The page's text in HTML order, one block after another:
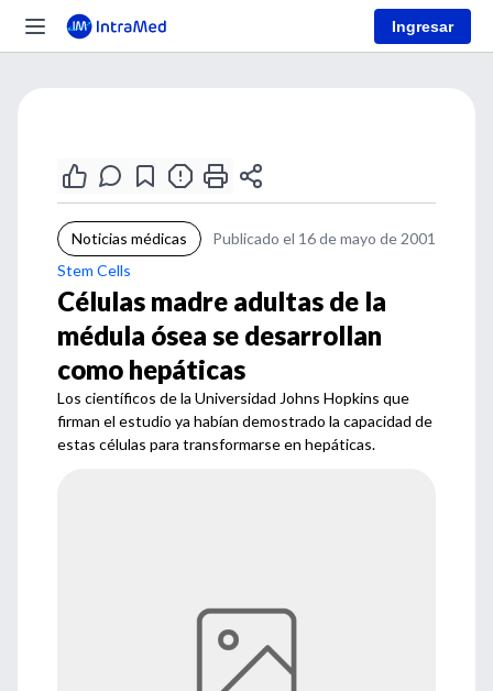
Ingresar
Noticias médicas
Publicado el 16 de mayo de 2001
Stem Cells
Células madre adultas de la
médula ósea se desarrollan
como hepáticas
Los científicos de la Universidad Johns Hopkins que
firman el estudio ya habían demostrado la capacidad de
estas células para transformarse en hepáticas.